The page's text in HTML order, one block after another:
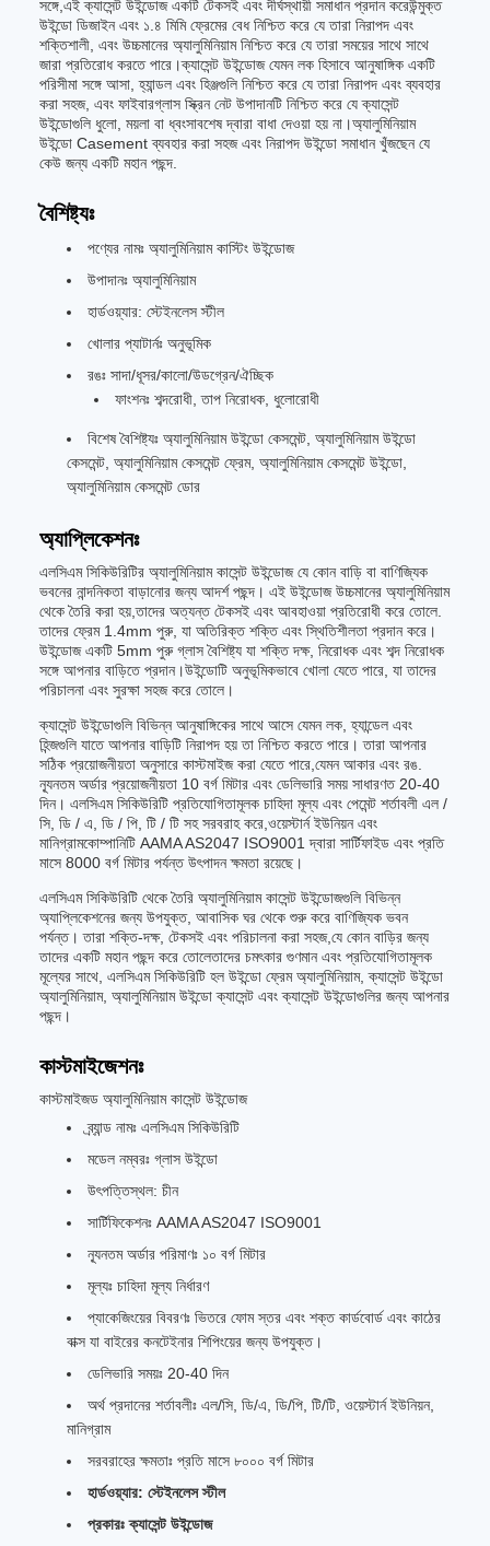
সঙ্গে,এই ক্যাসেন্ট উইন্ডোজ একটি টেকসই এবং দীর্ঘস্থায়ী সমাধান প্রদান করেউন্মুক্ত
উইন্ডো ডিজাইন এবং ১.৪ মিমি ফ্রেমের বেধ নিশ্চিত করে যে তারা নিরাপদ এবং
শক্তিশালী, এবং উচ্চমানের অ্যালুমিনিয়াম নিশ্চিত করে যে তারা সময়ের সাথে সাথে
জারা প্রতিরোধ করতে পারে।ক্যাসেন্ট উইন্ডোজ যেমন লক হিসাবে আনুষাঙ্গিক একটি
পরিসীমা সঙ্গে আসা, হ্যান্ডল এবং হিঞ্জগুলি নিশ্চিত করে যে তারা নিরাপদ এবং ব্যবহার
করা সহজ, এবং ফাইবারগ্লাস স্ক্রিন নেট উপাদানটি নিশ্চিত করে যে ক্যাসেন্ট
উইন্ডোগুলি ধুলো, ময়লা বা ধ্বংসাবশেষ দ্বারা বাধা দেওয়া হয় না।অ্যালুমিনিয়াম
উইন্ডো Casement ব্যবহার করা সহজ এবং নিরাপদ উইন্ডো সমাধান খুঁজছেন যে
কেউ জন্য একটি মহান পছন্দ.
বৈশিষ্ট্যঃ
পণ্যের নামঃ অ্যালুমিনিয়াম কাস্টিং উইন্ডোজ
উপাদানঃ অ্যালুমিনিয়াম
হার্ডওয়্যার: স্টেইনলেস স্টীল
খোলার প্যাটার্নঃ অনুভূমিক
রঙঃ সাদা/ধূসর/কালো/উডগ্রেন/ঐচ্ছিক
ফাংশনঃ শব্দরোধী, তাপ নিরোধক, ধুলোরোধী
বিশেষ বৈশিষ্ট্যঃ অ্যালুমিনিয়াম উইন্ডো কেসমেন্ট, অ্যালুমিনিয়াম উইন্ডো
কেসমেন্ট, অ্যালুমিনিয়াম কেসমেন্ট ফ্রেম, অ্যালুমিনিয়াম কেসমেন্ট উইন্ডো,
অ্যালুমিনিয়াম কেসমেন্ট ডোর
অ্যাপ্লিকেশনঃ
এলসিএম সিকিউরিটির অ্যালুমিনিয়াম কাসেন্ট উইন্ডোজ যে কোন বাড়ি বা বাণিজ্যিক
ভবনের নান্দনিকতা বাড়ানোর জন্য আদর্শ পছন্দ। এই উইন্ডোজ উচ্চমানের অ্যালুমিনিয়াম
থেকে তৈরি করা হয়,তাদের অত্যন্ত টেকসই এবং আবহাওয়া প্রতিরোধী করে তোলে.
তাদের ফ্রেম 1.4mm পুরু, যা অতিরিক্ত শক্তি এবং স্থিতিশীলতা প্রদান করে।
উইন্ডোজ একটি 5mm পুরু গ্লাস বৈশিষ্ট্য যা শক্তি দক্ষ, নিরোধক এবং শব্দ নিরোধক
সঙ্গে আপনার বাড়িতে প্রদান।উইন্ডোটি অনুভূমিকভাবে খোলা যেতে পারে, যা তাদের
পরিচালনা এবং সুরক্ষা সহজ করে তোলে।
ক্যাসেন্ট উইন্ডোগুলি বিভিন্ন আনুষাঙ্গিকের সাথে আসে যেমন লক, হ্যান্ডেল এবং
হিন্জগুলি যাতে আপনার বাড়িটি নিরাপদ হয় তা নিশ্চিত করতে পারে। তারা আপনার
সঠিক প্রয়োজনীয়তা অনুসারে কাস্টমাইজ করা যেতে পারে,যেমন আকার এবং রঙ.
ন্যূনতম অর্ডার প্রয়োজনীয়তা 10 বর্গ মিটার এবং ডেলিভারি সময় সাধারণত 20-40
দিন। এলসিএম সিকিউরিটি প্রতিযোগিতামূলক চাহিদা মূল্য এবং পেমেন্ট শর্তাবলী এল /
সি, ডি / এ, ডি / পি, টি / টি সহ সরবরাহ করে,ওয়েস্টার্ন ইউনিয়ন এবং
মানিগ্রামকোম্পানিটি AAMA AS2047 ISO9001 দ্বারা সার্টিফাইড এবং প্রতি
মাসে 8000 বর্গ মিটার পর্যন্ত উৎপাদন ক্ষমতা রয়েছে।
এলসিএম সিকিউরিটি থেকে তৈরি অ্যালুমিনিয়াম কাসেন্ট উইন্ডোজগুলি বিভিন্ন
অ্যাপ্লিকেশনের জন্য উপযুক্ত, আবাসিক ঘর থেকে শুরু করে বাণিজ্যিক ভবন
পর্যন্ত। তারা শক্তি-দক্ষ, টেকসই এবং পরিচালনা করা সহজ,যে কোন বাড়ির জন্য
তাদের একটি মহান পছন্দ করে তোলেতাদের চমৎকার গুণমান এবং প্রতিযোগিতামূলক
মূল্যের সাথে, এলসিএম সিকিউরিটি হল উইন্ডো ফ্রেম অ্যালুমিনিয়াম, ক্যাসেন্ট উইন্ডো
অ্যালুমিনিয়াম, অ্যালুমিনিয়াম উইন্ডো ক্যাসেন্ট এবং ক্যাসেন্ট উইন্ডোগুলির জন্য আপনার
পছন্দ।
কাস্টমাইজেশনঃ
কাস্টমাইজড অ্যালুমিনিয়াম কাসেন্ট উইন্ডোজ
ব্র্যান্ড নামঃ এলসিএম সিকিউরিটি
মডেল নম্বরঃ গ্লাস উইন্ডো
উৎপত্তিস্থল: চীন
সার্টিফিকেশনঃ AAMA AS2047 ISO9001
ন্যূনতম অর্ডার পরিমাণঃ ১০ বর্গ মিটার
মূল্যঃ চাহিদা মূল্য নির্ধারণ
প্যাকেজিংয়ের বিবরণঃ ভিতরে ফোম স্তর এবং শক্ত কার্ডবোর্ড এবং কাঠের
বাক্স যা বাইরের কনটেইনার শিপিংয়ের জন্য উপযুক্ত।
ডেলিভারি সময়ঃ 20-40 দিন
অর্থ প্রদানের শর্তাবলীঃ এল/সি, ডি/এ, ডি/পি, টি/টি, ওয়েস্টার্ন ইউনিয়ন,
মানিগ্রাম
সরবরাহের ক্ষমতাঃ প্রতি মাসে ৮০০০ বর্গ মিটার
হার্ডওয়্যার: স্টেইনলেস স্টীল
প্রকারঃ ক্যাসেন্ট উইন্ডোজ